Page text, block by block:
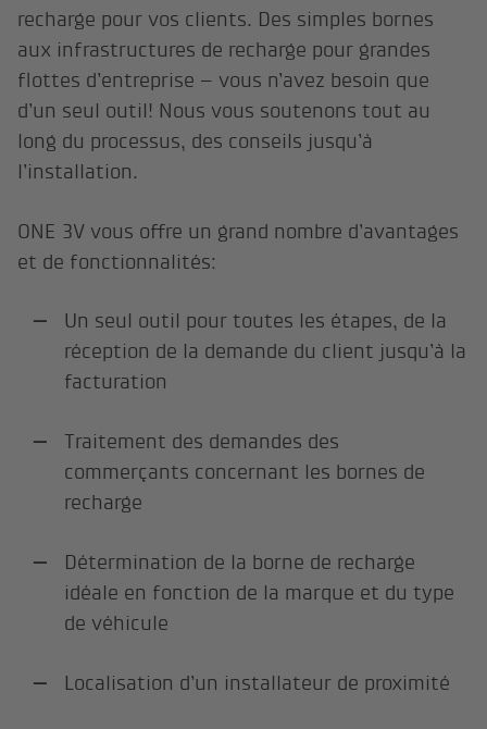
recharge pour vos clients. Des simples bornes
aux infrastructures de recharge pour grandes
flottes d’entreprise – vous n’avez besoin que
d’un seul outil! Nous vous soutenons tout au
long du processus, des conseils jusqu’à
l’installation.
ONE 3V vous offre un grand nombre d’avantages
et de fonctionnalités:
Un seul outil pour toutes les étapes, de la
réception de la demande du client jusqu’à la
facturation
Traitement des demandes des
commerçants concernant les bornes de
recharge
Détermination de la borne de recharge
idéale en fonction de la marque et du type
de véhicule
Localisation d’un installateur de proximité